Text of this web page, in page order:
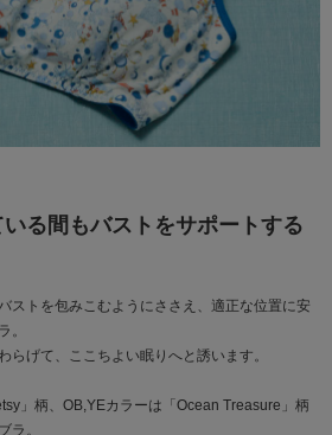
る間もバストをサポートする
ストを包みこむようにささえ、適正な位置に安
。
らげて、ここちよい眠りへと誘います。
」柄、OB,YEカラーは「Ocean Treasure」柄
ラ。